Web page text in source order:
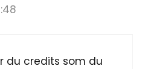
du credits som du